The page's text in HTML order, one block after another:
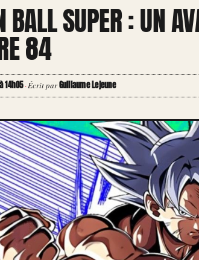
BALL SUPER : UN
84
14h05·Écrit parGuillaume Lejeune